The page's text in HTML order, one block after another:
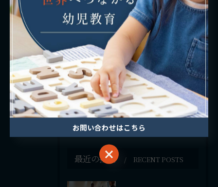
全てのカテゴリー
満2歳
2歳児
3歳児
4歳児
5歳児
最近の投稿 RECENT POSTS
お問い合わせはこちら
お問い合わせはこちら